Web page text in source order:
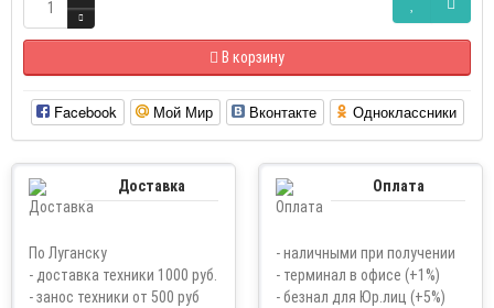
В корзину
Facebook Мой Мир Вконтакте Одноклассники
Доставка
По Луганску
- доставка техники 1000 руб.
- занос техники от 500 руб
Оплата
- наличными при получении
- терминал в офисе (+1%)
- безнал для Юр.лиц (+5%)